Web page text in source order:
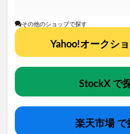
その他のショップで探す
Yahoo!オークシ
StockX で
楽天市場 で